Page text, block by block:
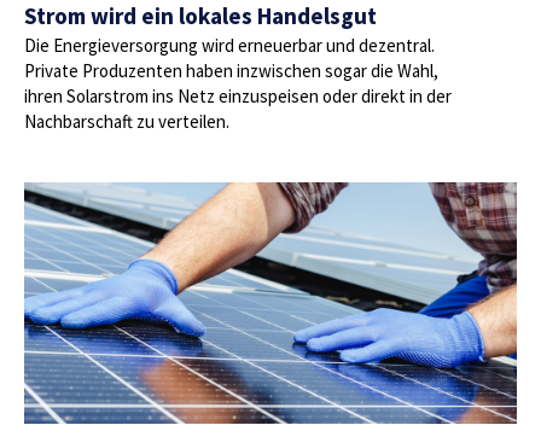
Strom wird ein lokales Handelsgut
Die Energieversorgung wird erneuerbar und dezentral.
Private Produzenten haben inzwischen sogar die Wahl,
ihren Solarstrom ins Netz einzuspeisen oder direkt in der
Nachbarschaft zu verteilen.